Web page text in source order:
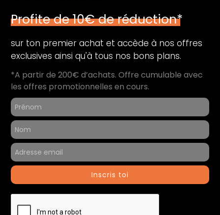
Profite de 10€ de réduction*
sur ton premier achat et accède à nos offres
exclusives ainsi qu'à tous nos bons plans.
*A partir de 200€ d’achats. Offre cumulable avec
les offres promotionnelles en cours.
Inscris toi